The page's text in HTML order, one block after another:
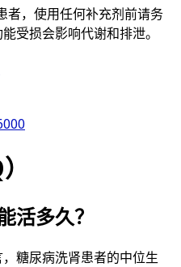
者，使用任何补充剂前请务
受损会影响代谢和排泄。
活多久？
糖尿病洗肾患者的中位生